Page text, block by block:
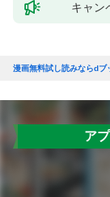
キャン
漫画無料試し読みならdブ
ア